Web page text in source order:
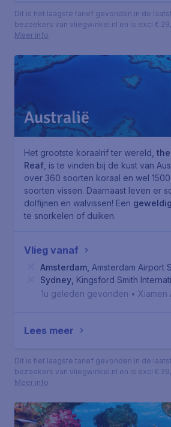
Dit is het laagste tarief gevonden in de
bezoekers van vliegwinkel.nl en is excl €
Meer info
Australië
Het grootste koraalrif ter wereld,
Reaf , is te vinden bij de kust van
over 360 soorten koraal en wel
soorten vissen. Daarnaast leven er
dolfijnen en walvissen! Een
te snorkelen of duiken.
Vlieg vanaf
Amsterdam Amsterdam Airport
Sydney Kingsford Smith
1u geleden gevonden • Xiamen
Lees meer
Dit is het laagste tarief gevonden in de
bezoekers van vliegwinkel.nl en is excl €
Meer info